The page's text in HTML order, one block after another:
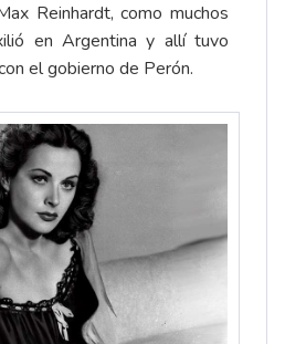
Reinhardt, como muchos
en Argentina y allí tuvo
el gobierno de Perón.